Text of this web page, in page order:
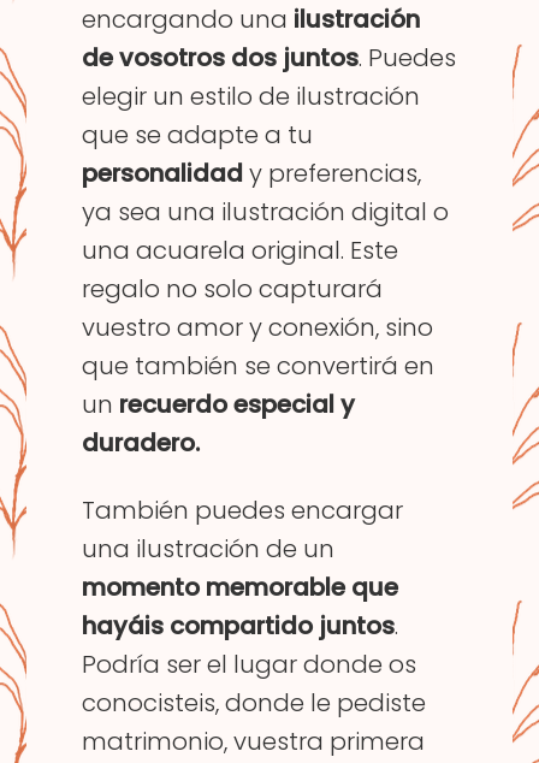
encargando una ilustración
de vosotros dos juntos. Puedes
elegir un estilo de ilustración
que se adapte a tu
personalidady preferencias,
ya sea una ilustración digital o
una acuarela original. Este
regalo no solo capturará
vuestro amor y conexión, sino
que también se convertirá en
un recuerdo especial y
duradero.
También puedes encargar
una ilustración de un
momento memorable que
hayáis compartido juntos.
Podría ser el lugar donde os
conocisteis, donde le pediste
matrimonio, vuestra primera